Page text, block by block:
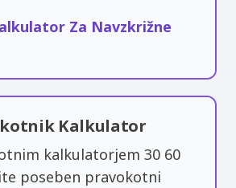
Za Navzkrižne
Kalkulator
kalkulatorjem 30 60
poseben pravokotni